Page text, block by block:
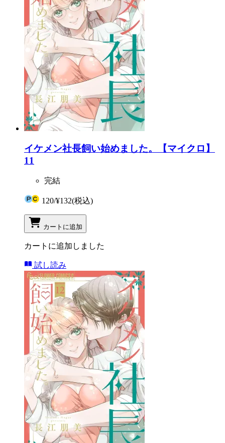
イケメン社長飼い始めました。【マイクロ】
11
完結
120/¥132(税込)
カートに追加
カートに追加しました
試し読み